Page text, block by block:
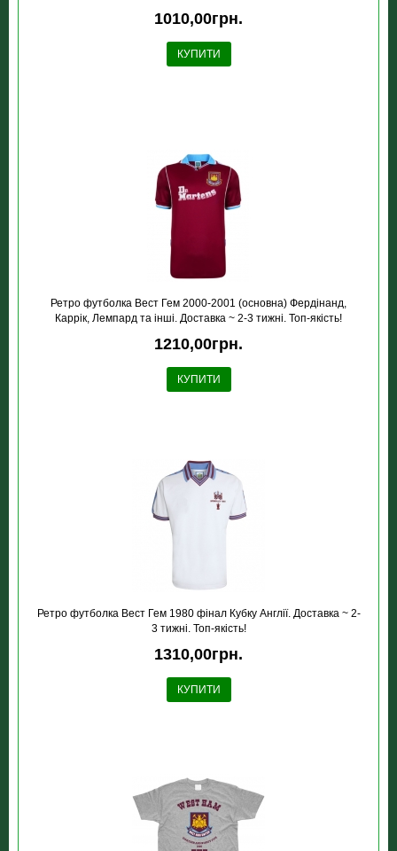
1010,00грн.
КУПИТИ
Ретро футболка Вест Гем 2000-2001 (основна) Фердінанд,
Каррік, Лемпард та інші. Доставка ~ 2-3 тижні. Топ-якість!
1210,00грн.
КУПИТИ
Ретро футболка Вест Гем 1980 фінал Кубку Англії. Доставка ~ 2-
3 тижні. Топ-якість!
1310,00грн.
КУПИТИ